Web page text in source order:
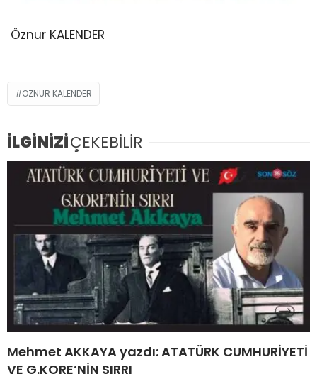
Öznur KALENDER
ÖZNUR KALENDER
İLGİNİZİÇEKEBİLİR
Mehmet AKKAYA yazdı: ATATÜRK CUMHURİYETİ
VE G.KORE’NİN SIRRI